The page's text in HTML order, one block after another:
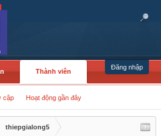
Đăng nhập
Thành viên
cập Hoạt động gần đây
thiepgialong5